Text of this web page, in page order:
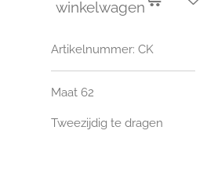
winkelwagen
Artikelnummer: CK
Maat 62
Tweezijdig te dragen